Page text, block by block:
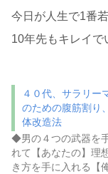
今日が人生で1番
10年先もキレイで
４０代、サラリー
のための腹筋割り
体改造法
◆男の４つの武器を
れて【あなたの】理
き方を手に入れる【